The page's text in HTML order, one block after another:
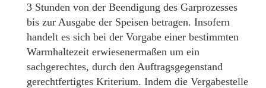
3 Stunden von der Beendigung des Garprozesses
bis zur Ausgabe der Speisen betragen. Insofern
handelt es sich bei der Vorgabe einer bestimmten
Warmhaltezeit erwiesenermaßen um ein
sachgerechtes, durch den Auftragsgegenstand
gerechtfertigtes Kriterium. Indem die Vergabestelle